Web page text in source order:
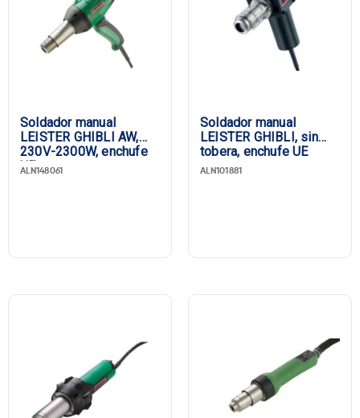
Soldador manual
LEISTER GHIBLI AW,
230V-2300W, enchufe
UE
ALN148061
Soldador manual
LEISTER GHIBLI, sin
tobera, enchufe UE
ALN101881